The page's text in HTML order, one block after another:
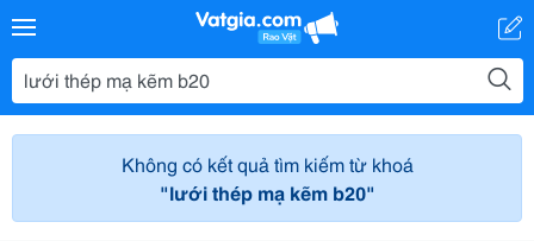
Không có kết quả tìm kiếm từ khoá
"lưới thép mạ kẽm b20"